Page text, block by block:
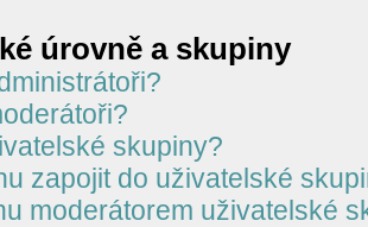
úrovně a skupiny
skupiny?
zapojit do uživatelské
moderátorem uživatelské